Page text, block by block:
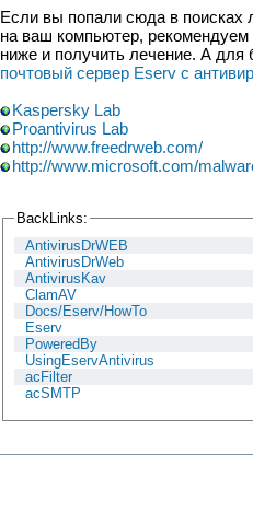
Если вы попали сюда в поисках
на ваш компьютер,
ниже и получить лечение. А
почтовый сервер Eserv с
Kaspersky Lab
Proantivirus Lab
http://www.freedrweb.com/
http://www.microsoft.com/
BackLinks:
AntivirusDrWEB
AntivirusDrWeb
AntivirusKav
ClamAV
Docs/Eserv/HowTo
Eserv
PoweredBy
UsingEservAntivirus
acFilter
acSMTP